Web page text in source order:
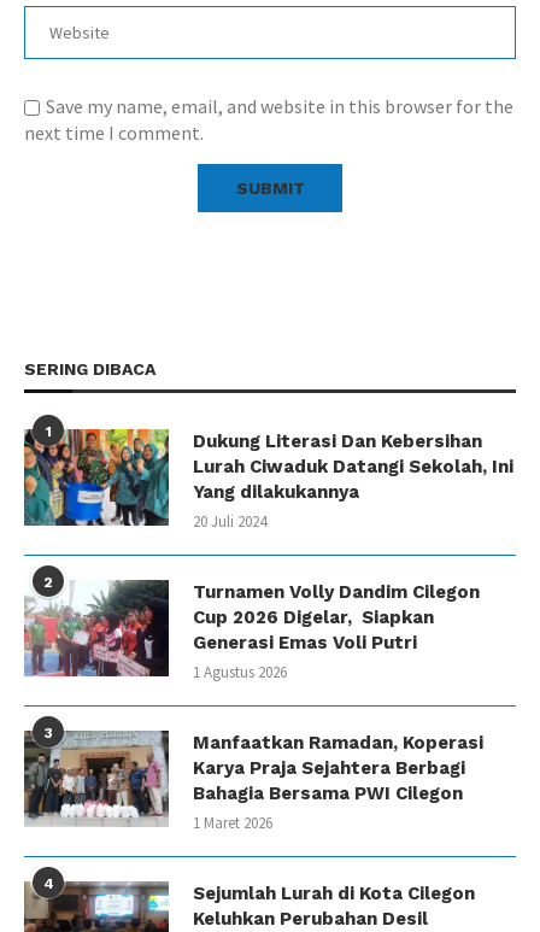
Save my name, email, and website in this browser for the
next time I comment.
SERING DIBACA
1
Dukung Literasi Dan Kebersihan
Lurah Ciwaduk Datangi Sekolah, Ini
Yang dilakukannya
20 Juli 2024
2
Turnamen Volly Dandim Cilegon
Cup 2026 Digelar, Siapkan
Generasi Emas Voli Putri
1 Agustus 2026
3
Manfaatkan Ramadan, Koperasi
Karya Praja Sejahtera Berbagi
Bahagia Bersama PWI Cilegon
1 Maret 2026
4
Sejumlah Lurah di Kota Cilegon
Keluhkan Perubahan Desil